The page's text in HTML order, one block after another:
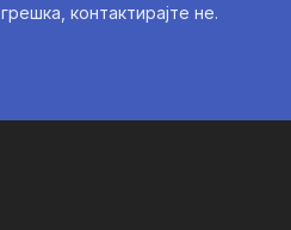
контактирајте не.